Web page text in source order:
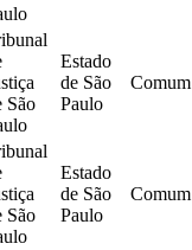
São
Estado
de São
Paulo
Comum
São
Estado
de São
Paulo
Comum